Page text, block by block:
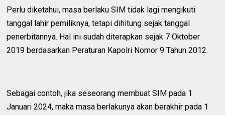
Perlu diketahui, masa berlaku SIM tidak lagi mengikuti
tanggal lahir pemiliknya, tetapi dihitung sejak tanggal
penerbitannya. Hal ini sudah diterapkan sejak 7 Oktober
2019 berdasarkan Peraturan Kapolri Nomor 9 Tahun 2012.
Sebagai contoh, jika seseorang membuat SIM pada 1
Januari 2024, maka masa berlakunya akan berakhir pada 1